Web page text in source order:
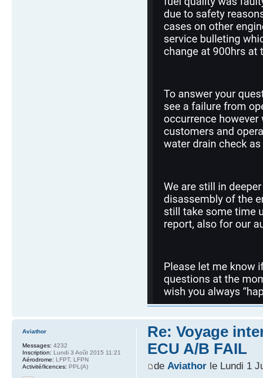
Re: Voyage
ECU A/B FAIL
de Aviathorle Lundi 1
Aviathor
Messages: 4232
Inscription: Lundi 3 Août 2015 11:21
Aérodrome: LFPT, LFPN
Activité/licences: PPL(A)